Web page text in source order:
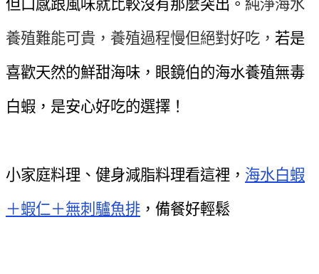
但口感跟風味就比較沒有那麼突出。 純淨海水
養殖難能可貴，養殖過程慢但絕對好吃， 若是
喜歡天然的鮮甜海味，眼鏡伯的海水養殖無毒
白蝦，是安心好吃的選擇！
小家庭料理、健身減脂料理看這裡， 海水白蝦
＋蝦仁＋無刺驢魚排 ，備餐好輕鬆